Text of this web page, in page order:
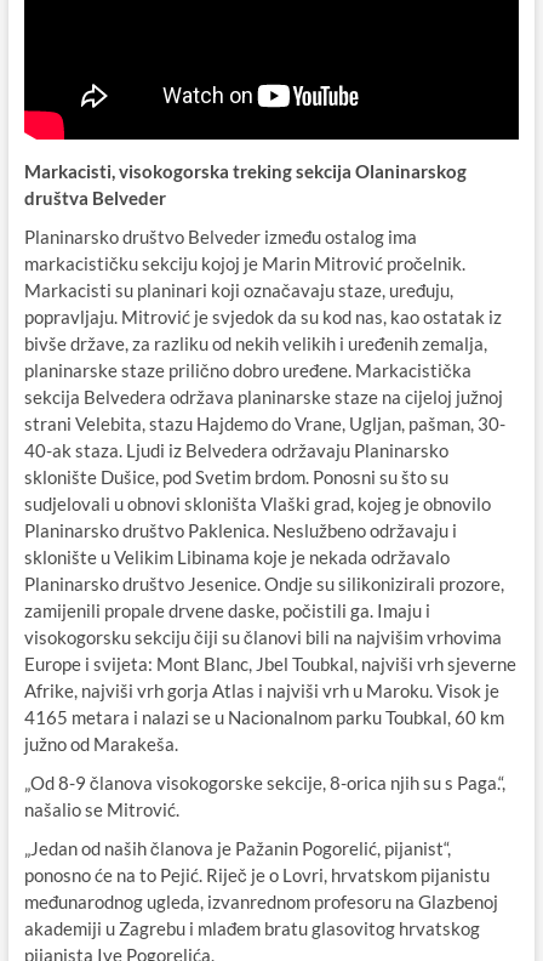
Markacisti, visokogorska treking sekcija Olaninarskog
društva Belveder
Planinarsko društvo Belveder između ostalog ima
markacističku sekciju kojoj je Marin Mitrović pročelnik.
Markacisti su planinari koji označavaju staze, uređuju,
popravljaju. Mitrović je svjedok da su kod nas, kao ostatak iz
bivše države, za razliku od nekih velikih i uređenih zemalja,
planinarske staze prilično dobro uređene. Markacistička
sekcija Belvedera održava planinarske staze na cijeloj južnoj
strani Velebita, stazu Hajdemo do Vrane, Ugljan, pašman, 30-
40-ak staza. Ljudi iz Belvedera održavaju Planinarsko
sklonište Dušice, pod Svetim brdom. Ponosni su što su
sudjelovali u obnovi skloništa Vlaški grad, kojeg je obnovilo
Planinarsko društvo Paklenica. Neslužbeno održavaju i
sklonište u Velikim Libinama koje je nekada održavalo
Planinarsko društvo Jesenice. Ondje su silikonizirali prozore,
zamijenili propale drvene daske, počistili ga. Imaju i
visokogorsku sekciju čiji su članovi bili na najvišim vrhovima
Europe i svijeta: Mont Blanc, Jbel Toubkal, najviši vrh sjeverne
Afrike, najviši vrh gorja Atlas i najviši vrh u Maroku. Visok je
4165 metara i nalazi se u Nacionalnom parku Toubkal, 60 km
južno od Marakeša.
„Od 8-9 članova visokogorske sekcije, 8-orica njih su s Paga.“,
našalio se Mitrović.
„Jedan od naših članova je Pažanin Pogorelić, pijanist“,
ponosno će na to Pejić. Riječ je o Lovri, hrvatskom pijanistu
međunarodnog ugleda, izvanrednom profesoru na Glazbenoj
akademiji u Zagrebu i mlađem bratu glasovitog hrvatskog
pijanista Ive Pogorelića.